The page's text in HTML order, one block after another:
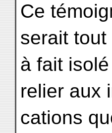
Ce
serait tout
à fait
relier aux
cations